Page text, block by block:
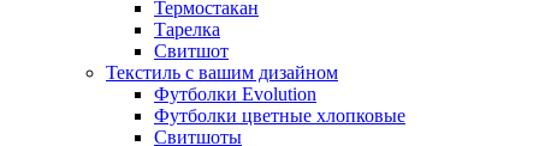
Термостакан
Тарелка
Свитшот
Текстиль с вашим дизайном
Футболки Evolution
Футболки цветные хлопковые
Свитшоты